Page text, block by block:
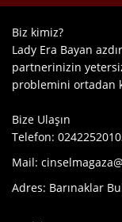
Biz kimiz?
Lady Era Bayan
partnerinizin
problemini ortadan
Bize Ulaşın
Telefon:
Mail:
Adres: Barınaklar